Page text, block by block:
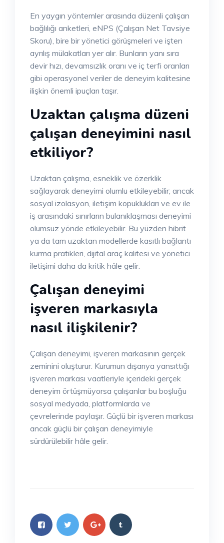
En yaygın yöntemler arasında düzenli çalışan
bağlılığı anketleri, eNPS (Çalışan Net Tavsiye
Skoru), bire bir yönetici görüşmeleri ve işten
ayrılış mülakatları yer alır. Bunların yanı sıra
devir hızı, devamsızlık oranı ve iç terfi oranları
gibi operasyonel veriler de deneyim kalitesine
ilişkin önemli ipuçları taşır.
Uzaktan çalışma düzeni
çalışan deneyimini nasıl
etkiliyor?
Uzaktan çalışma, esneklik ve özerklik
sağlayarak deneyimi olumlu etkileyebilir; ancak
sosyal izolasyon, iletişim kopuklukları ve ev ile
iş arasındaki sınırların bulanıklaşması deneyimi
olumsuz yönde etkileyebilir. Bu yüzden hibrit
ya da tam uzaktan modellerde kasıtlı bağlantı
kurma pratikleri, dijital araç kalitesi ve yönetici
iletişimi daha da kritik hâle gelir.
Çalışan deneyimi
işveren markasıyla
nasıl ilişkilenir?
Çalışan deneyimi, işveren markasının gerçek
zeminini oluşturur. Kurumun dışarıya yansıttığı
işveren markası vaatleriyle içerideki gerçek
deneyim örtüşmüyorsa çalışanlar bu boşluğu
sosyal medyada, platformlarda ve
çevrelerinde paylaşır. Güçlü bir işveren markası
ancak güçlü bir çalışan deneyimiyle
sürdürülebilir hâle gelir.